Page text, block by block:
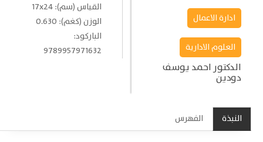
ادارة الاعمال
العلوم الادارية
الدكتور احمد يوسف
دودين
القياس (سم): 17x24
الوزن (كغم): 0.630
الباركود:
9789957971632
النبذة الفهرس